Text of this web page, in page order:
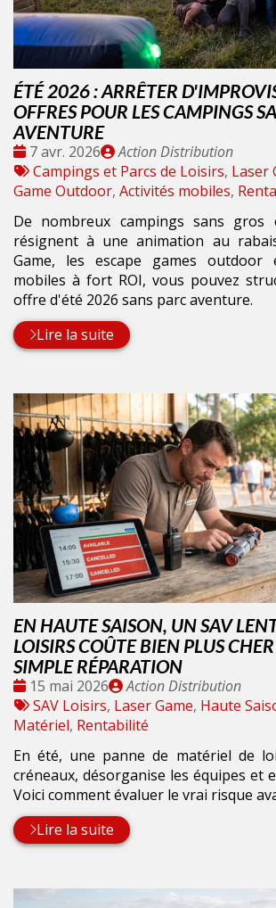
ÉTÉ 2026 : ARRÊTER
OFFRES POUR LES CAMPINGS
AVENTURE
Date
:
7 avr. 2026
Publié
par
Action Distribution
Tags
:
Campings et Parcs de Loisirs, Laser
Game Outdoor, Activités mobiles,
De nombreux campings sans gros
résignent à une animation au
Game, les escape games outdoor
mobiles à fort ROI, vous pouvez
offre d'été 2026 sans parc aventure.
Lire la suite
EN HAUTE SAISON, UN SAV
LOISIRS COÛTE BIEN PLUS
SIMPLE RÉPARATION
Date
:
15 mai 2026
Publié
par
Action Distribution
Tags
:
SAV Loisirs, Laser Game, Haute
Matériel, Rentabilité
En été, une panne de matériel de
créneaux, désorganise les équipes et
Voici comment évaluer le vrai risque
Lire la suite